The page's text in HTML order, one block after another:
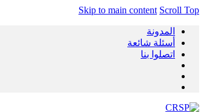
Skip to main content Scroll Top
المدونة
أسئلة شائعة
اتصلوا بنا